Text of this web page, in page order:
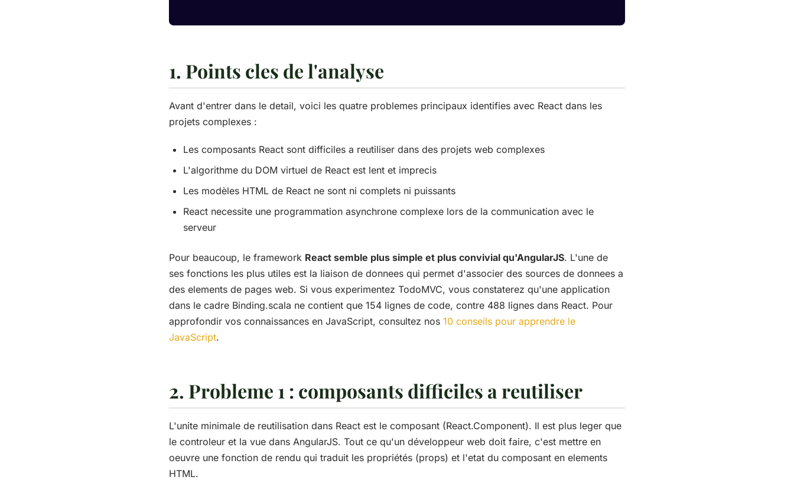
1. Points cles de l'analyse
Avant d'entrer dans le detail, voici les quatre problemes principaux identifies avec React dans les
projets complexes :
Les composants React sont difficiles a reutiliser dans des projets web complexes
L'algorithme du DOM virtuel de React est lent et imprecis
Les modèles HTML de React ne sont ni complets ni puissants
React necessite une programmation asynchrone complexe lors de la communication avec le
serveur
Pour beaucoup, le framework React semble plus simple et plus convivial qu'AngularJS. L'une de
ses fonctions les plus utiles est la liaison de donnees qui permet d'associer des sources de donnees a
des elements de pages web. Si vous experimentez TodoMVC, vous constaterez qu'une application
dans le cadre Binding.scala ne contient que 154 lignes de code, contre 488 lignes dans React. Pour
approfondir vos connaissances en JavaScript, consultez nos 10 conseils pour apprendre le
JavaScript.
2. Probleme 1 : composants difficiles a reutiliser
L'unite minimale de reutilisation dans React est le composant (React.Component). Il est plus leger que
le controleur et la vue dans AngularJS. Tout ce qu'un développeur web doit faire, c'est mettre en
oeuvre une fonction de rendu qui traduit les propriétés (props) et l'etat du composant en elements
HTML.